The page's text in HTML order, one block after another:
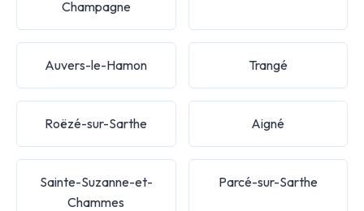
Champagne
Auvers-le-Hamon Trangé
Roëzé-sur-Sarthe Aigné
Sainte-Suzanne-et-
Chammes
Parcé-sur-Sarthe